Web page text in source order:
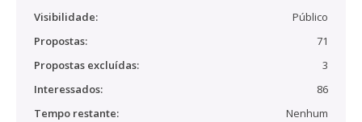
Visibilidade:
Público
Propostas:
71
Propostas excluídas:
3
Interessados:
86
Tempo restante:
Nenhum